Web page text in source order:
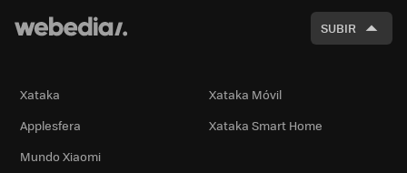
SUBIR
Xataka
Xataka Móvil
Applesfera
Xataka Smart Home
Mundo Xiaomi